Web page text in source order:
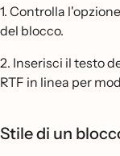
1. Controlla l'opzione
del blocco.
2. Inserisci il testo
RTF in linea per
Stile di un